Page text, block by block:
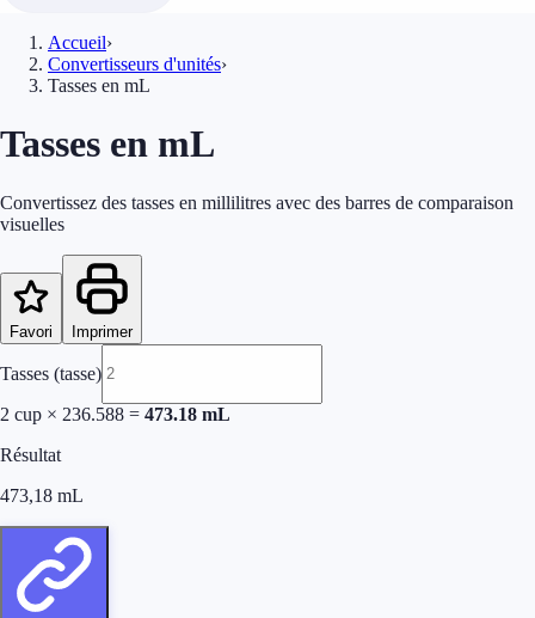
Accueil›
Convertisseurs d'unités›
Tasses en mL
Tasses en mL
Convertissez des tasses en millilitres avec des barres de comparaison
visuelles
Favori Imprimer
Tasses (tasse)
2 cup × 236.588 = 473.18 mL
Résultat
473,18 mL